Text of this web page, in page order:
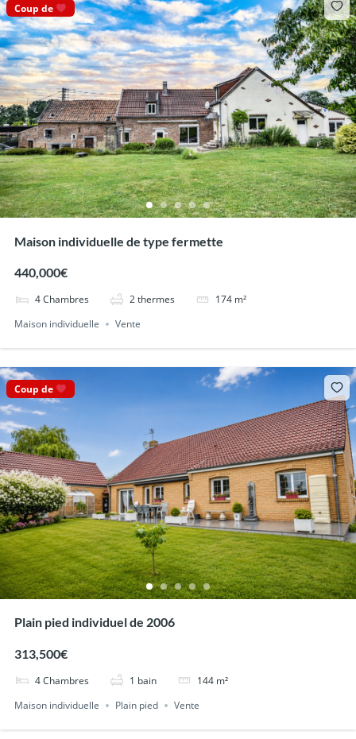
Coup de
Maison individuelle de type fermette
440,000€
4Chambres 2thermes 174 m²
Maison individuelle
Vente
Coup de
Plain pied individuel de 2006
313,500€
4Chambres 1 bain 144 m²
Maison individuelle
Plain pied Vente